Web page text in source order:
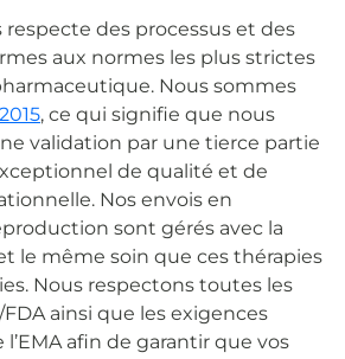
des processus et des
aux normes les plus strictes
Nous sommes
, ce qui signifie que nous
validation par une tierce partie
de qualité et de
Nos envois en
sont gérés avec la
le même soin que ces thérapies
Nous respectons toutes les
FDA ainsi que les exigences
afin de garantir que vos